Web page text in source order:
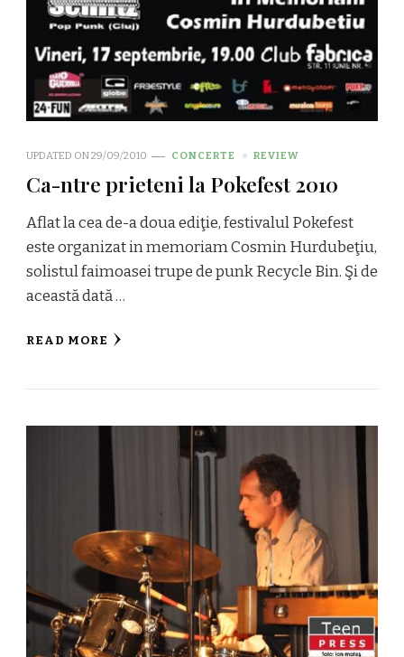
UPDATED ON29/09/2010 CONCERTE REVIEW
Ca-ntre prieteni la Pokefest 2010
Aflat la cea de-a doua ediţie, festivalul Pokefest
este organizat in memoriam Cosmin Hurdubeţiu,
solistul faimoasei trupe de punk Recycle Bin. Şi de
această dată …
READ MORE